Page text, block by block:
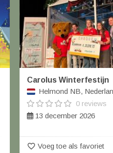
Carolus Winterfestijn
Helmond NB,
0 reviews
13 december 2026
favorite_border Voeg toe als favoriet